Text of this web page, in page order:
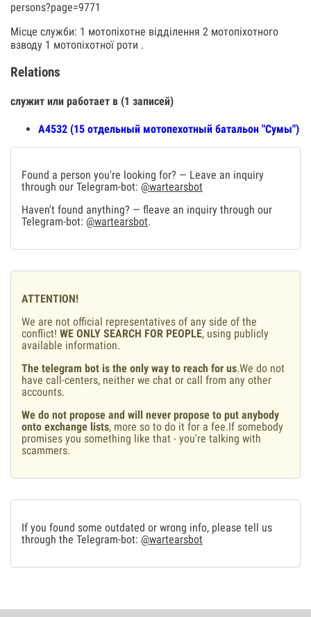
persons?page=9771
Місце служби: 1 мотопіхотне відділення 2 мотопіхотного
взводу 1 мотопіхотної роти .
Relations
служит или работает в (1 записей)
А4532 (15 отдельный мотопехотный батальон "Сумы")
Found a person you're looking for? — Leave an inquiry
through our Telegram-bot: @wartearsbot
Haven't found anything? — fleave an inquiry through our
Telegram-bot: @wartearsbot.
ATTENTION!
We are not official representatives of any side of the
conflict! WE ONLY SEARCH FOR PEOPLE, using publicly
available information.
The telegram bot is the only way to reach for us.We do not
have call-centers, neither we chat or call from any other
accounts.
We do not propose and will never propose to put anybody
onto exchange lists, more so to do it for a fee.If somebody
promises you something like that - you're talking with
scammers.
If you found some outdated or wrong info, please tell us
through the Telegram-bot: @wartearsbot